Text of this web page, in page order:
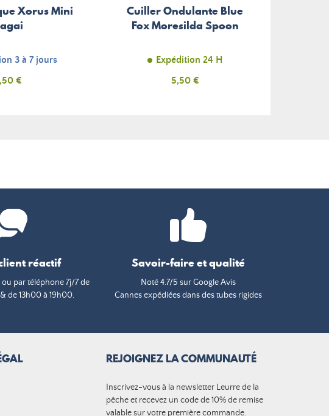
Xorus Mini
3 à 7 jours
€
Cuiller Ondulante Blue
Fox Moresilda Spoon
Expédition 24 H
Prix
5,50 €
réactif
ou par téléphone 7j/7 de
de 13h00 à 19h00.
Savoir-faire et qualité
Noté 4.7/5 sur Google Avis
Cannes expédiées dans des tubes rigides
REJOIGNEZ LA COMMUNAUTÉ
Inscrivez-vous à la newsletter Leurre de la
pêche et recevez un code de 10% de remise
valable sur votre première commande.